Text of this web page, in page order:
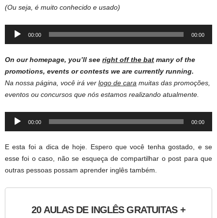
(Ou seja, é muito conhecido e usado)
Audio
00:00 00:00
On our homepage, you’ll see right off the bat many of the
promotions, events or contests we are currently running.
Na nossa página, você irá ver logo de cara muitas das promoções,
eventos ou concursos que nós estamos realizando atualmente.
Audio
00:00 00:00
E esta foi a dica de hoje. Espero que você tenha gostado, e se
esse foi o caso, não se esqueça de compartilhar o post para que
outras pessoas possam aprender inglês também.
20 AULAS DE INGLÊS GRATUITAS +